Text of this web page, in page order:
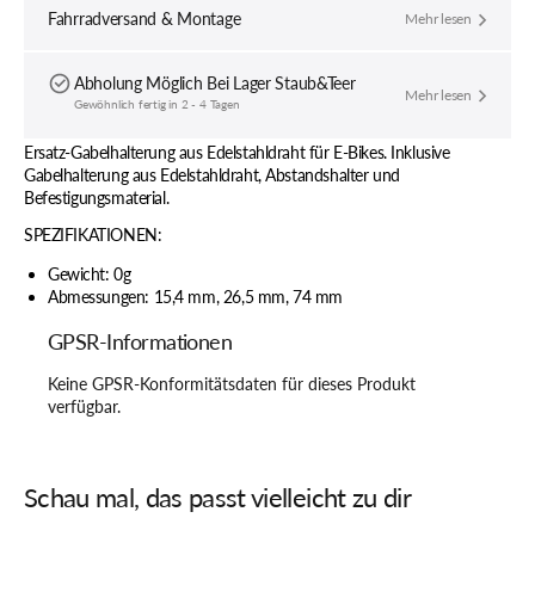
Fahrradversand & Montage Mehr lesen
Abholung Möglich Bei Lager Staub&Teer
Gewöhnlich fertig in 2 - 4 Tagen Mehr lesen
Ersatz-Gabelhalterung aus Edelstahldraht für E-Bikes. Inklusive
Gabelhalterung aus Edelstahldraht, Abstandshalter und
Befestigungsmaterial.
SPEZIFIKATIONEN:
Gewicht: 0g
Abmessungen: 15,4 mm, 26,5 mm, 74 mm
GPSR-Informationen
Keine GPSR-Konformitätsdaten für dieses Produkt
verfügbar.
Schau mal, das passt vielleicht zu dir